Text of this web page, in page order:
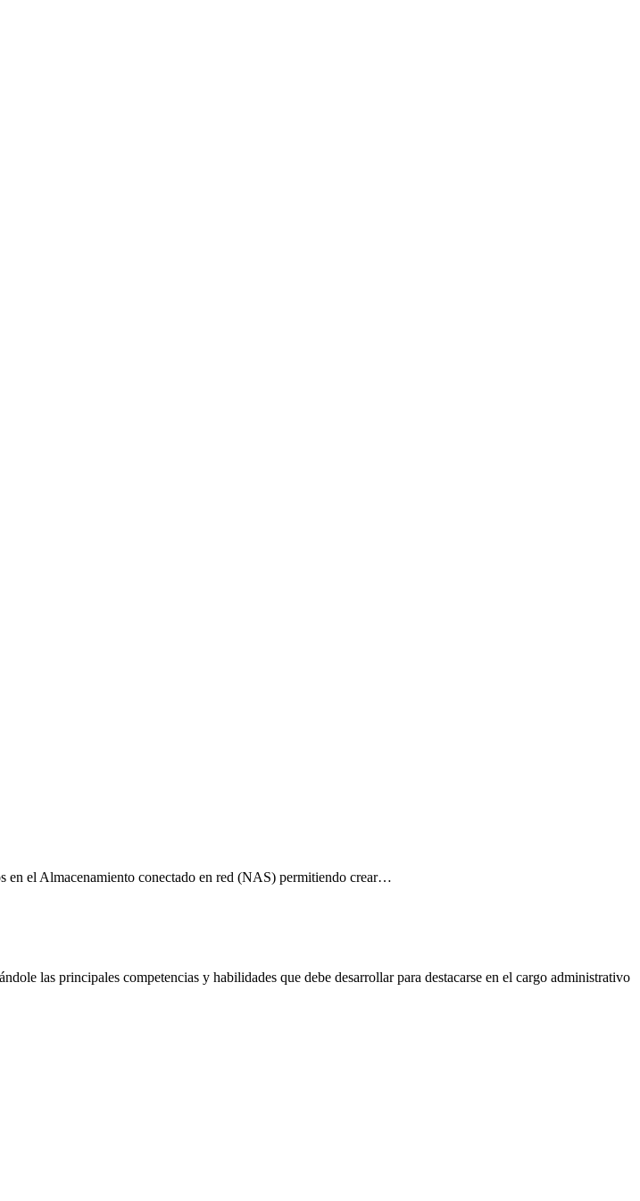
en el Almacenamiento conectado en red (NAS) permitiendo crear…
las principales competencias y habilidades que debe desarrollar para destacarse en el cargo administrativo